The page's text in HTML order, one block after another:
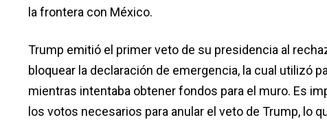
la frontera con México.
Trump emitió el primer veto de su presidencia al
bloquear la declaración de emergencia, la cual utilizó
mientras intentaba obtener fondos para el muro. Es
los votos necesarios para anular el veto de Trump, lo